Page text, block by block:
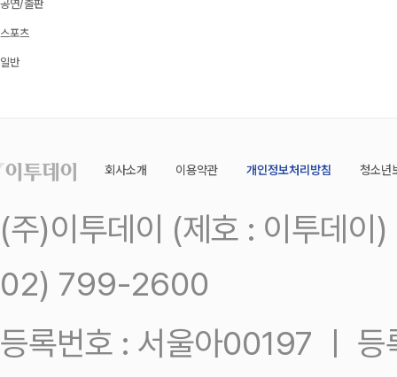
공연/출판
스포츠
일반
회사소개 이용약관 개인정보처리방침 청소년
(주)이투데이 (제호 : 이투데
02) 799-2600
등록번호 : 서울아00197 ㅣ